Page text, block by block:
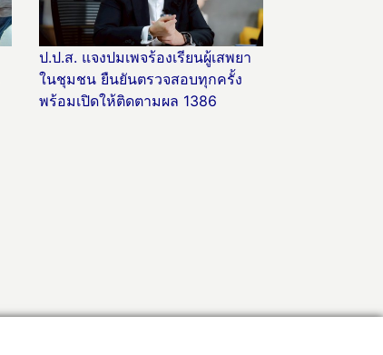
ป.ป.ส. แจงปมเพจร้องเรียนผู้เสพยา
ในชุมชน ยืนยันตรวจสอบทุกครั้ง
พร้อมเปิดให้ติดตามผล 1386